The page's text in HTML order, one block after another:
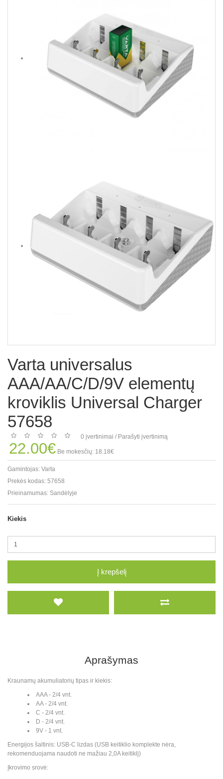
Varta universalus
AAA/AA/C/D/9V elementų
kroviklis Universal Charger
57658
0 įvertinimai / Parašyti įvertinimą
22.00€ Be mokesčių: 18.18€
Gamintojas: Varta
Prekės kodas: 57658
Prieinamumas: Sandėlyje
Kiekis
Į krepšelį
Aprašymas
Kraunamų akumuliatorių tipas ir kiekis:
AAA - 2/4 vnt.
AA - 2/4 vnt.
C - 2/4 vnt.
D - 2/4 vnt.
9V - 1 vnt.
Energijos šaltinis: USB-C lizdas (USB keitiklio komplekte nėra,
rekomenduojama naudoti ne mažiau 2,0A keitiklį)
Įkrovimo srovė: